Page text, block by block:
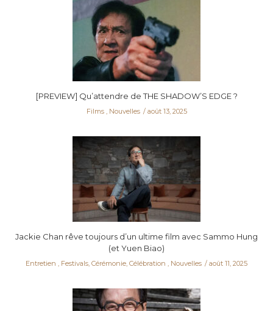
[PREVIEW] Qu’attendre de THE SHADOW’S EDGE ?
Films, Nouvelles août 13, 2025
Jackie Chan rêve toujours d’un ultime film avec Sammo Hung
(et Yuen Biao)
Entretien Festivals, Cérémonie, Célébration Nouvelles août 11, 2025